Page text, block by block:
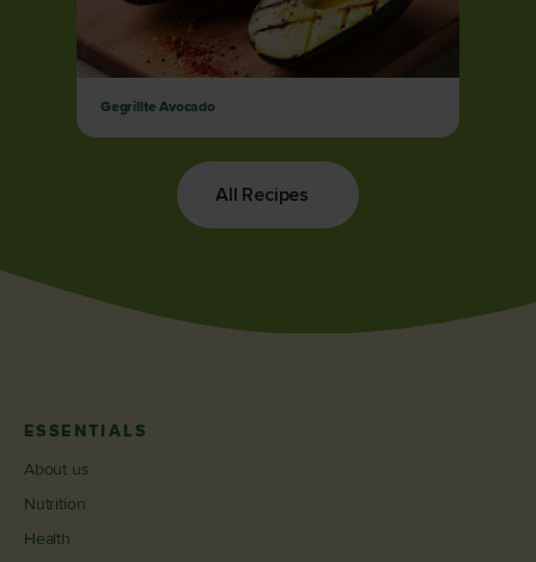
Gegrillte Avocado
All Recipes
ESSENTIALS
About us
Nutrition
Health